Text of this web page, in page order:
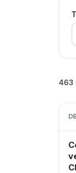
463